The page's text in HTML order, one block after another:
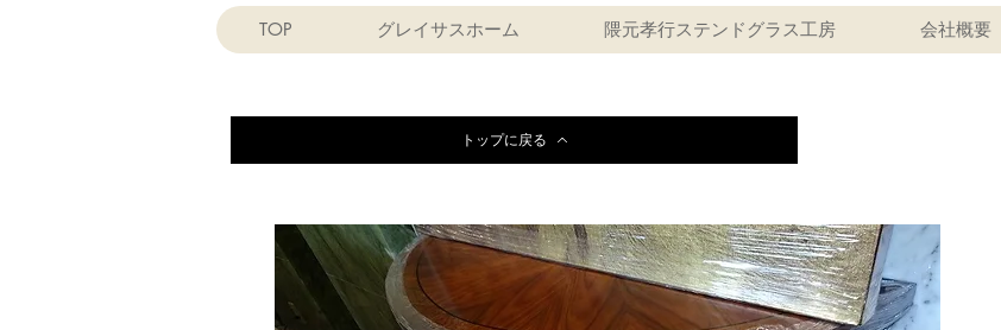
TOP グレイサスホーム 隈元孝行ステンドグラス工房 会社概要
トップに戻る